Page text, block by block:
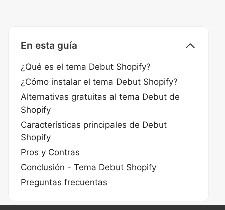
En esta guía
¿Qué es el tema Debut Shopify?
¿Cómo instalar el tema Debut Shopify?
Alternativas gratuitas al tema Debut de
Shopify
Características principales de Debut
Shopify
Pros y Contras
Conclusión - Tema Debut Shopify
Preguntas frecuentas